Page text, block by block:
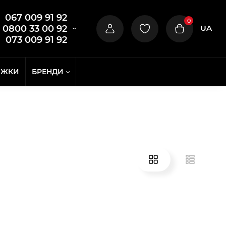
067 009 91 92
0800 33 00 92
073 009 91 92
0
UA
БРЕНДИ